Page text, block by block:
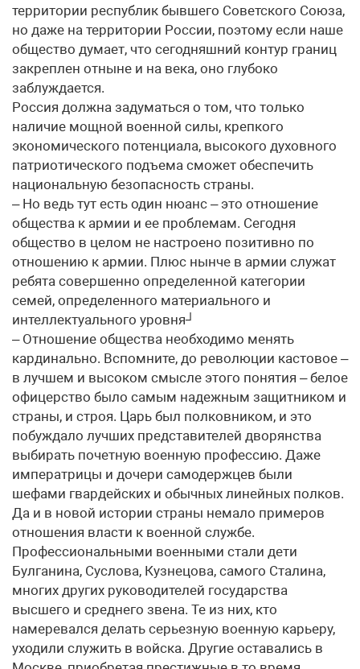
территории республик бывшего Советского Союза,
но даже на территории России, поэтому если наше
общество думает, что сегодняшний контур границ
закреплен отныне и на века, оно глубоко
заблуждается.
Россия должна задуматься о том, что только
наличие мощной военной силы, крепкого
экономического потенциала, высокого духовного
патриотического подъема сможет обеспечить
национальную безопасность страны.
– Но ведь тут есть один нюанс – это отношение
общества к армии и ее проблемам. Сегодня
общество в целом не настроено позитивно по
отношению к армии. Плюс нынче в армии служат
ребята совершенно определенной категории
семей, определенного материального и
интеллектуального уровня┘
– Отношение общества необходимо менять
кардинально. Вспомните, до революции кастовое –
в лучшем и высоком смысле этого понятия – белое
офицерство было самым надежным защитником и
страны, и строя. Царь был полковником, и это
побуждало лучших представителей дворянства
выбирать почетную военную профессию. Даже
императрицы и дочери самодержцев были
шефами гвардейских и обычных линейных полков.
Да и в новой истории страны немало примеров
отношения власти к военной службе.
Профессиональными военными стали дети
Булганина, Суслова, Кузнецова, самого Сталина,
многих других руководителей государства
высшего и среднего звена. Те из них, кто
намеревался делать серьезную военную карьеру,
уходили служить в войска. Другие оставались в